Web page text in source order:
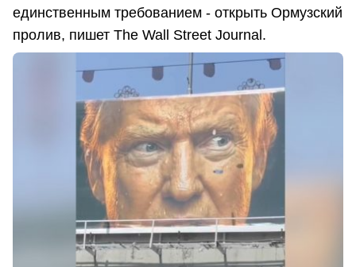
единственным требованием - открыть Ормузский
пролив, пишет The Wall Street Journal.